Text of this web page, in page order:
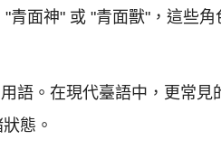
青面神" 或 "青面獸"，這些角
語。在現代臺語中，更常見
態。